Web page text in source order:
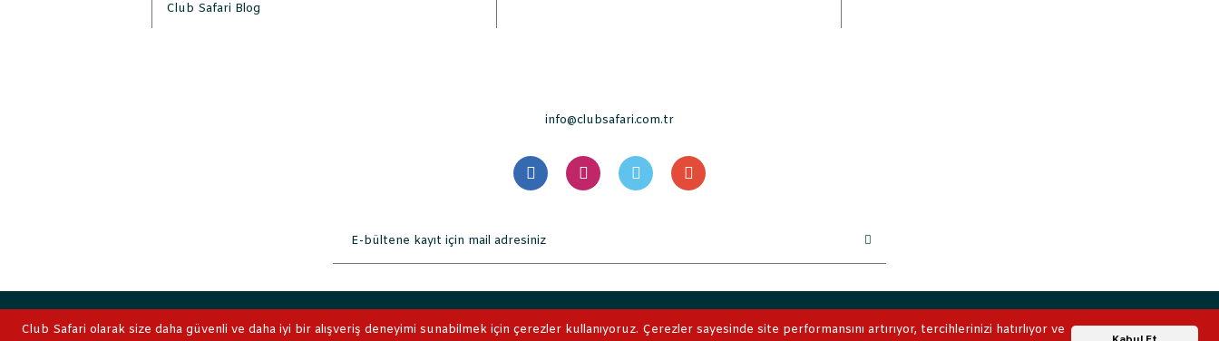
Club Safari olarak size daha güvenli ve daha iyi bir alışveriş deneyimi sunabilmek için çerezler kullanıyoruz. Çerezler sayesinde site performansını artırıyor, tercihlerinizi hatırlıyor ve
Club Safari Blog
info@clubsafari.com.tr